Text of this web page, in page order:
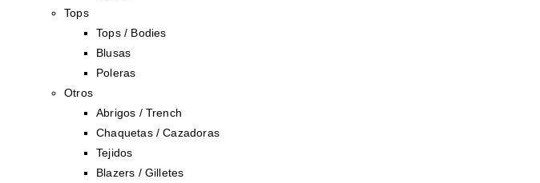
Tops
Tops / Bodies
Blusas
Poleras
Otros
Abrigos / Trench
Chaquetas / Cazadoras
Tejidos
Blazers / Gilletes